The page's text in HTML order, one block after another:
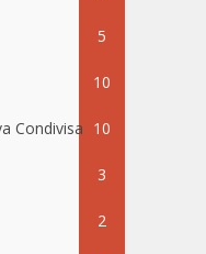
5
10
Condivisa 10
3
2